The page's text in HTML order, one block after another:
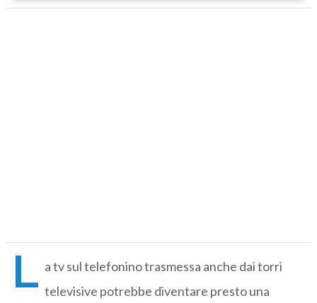
L a tv sul telefonino trasmessa anche dai torri
televisive potrebbe diventare presto una